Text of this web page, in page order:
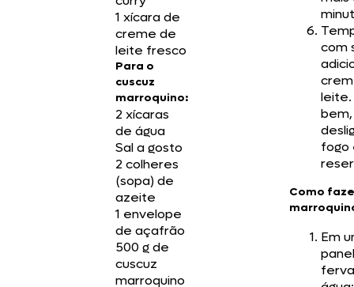
1 xícara de
creme de
leite fresco
Para o
cuscuz
marroquino:
2 xícaras
de água
Sal a gosto
2 colheres
(sopa) de
azeite
1 envelope
de açafrão
500 g de
cuscuz
marroquino
com
leite.
bem,
fogo
Como
Em